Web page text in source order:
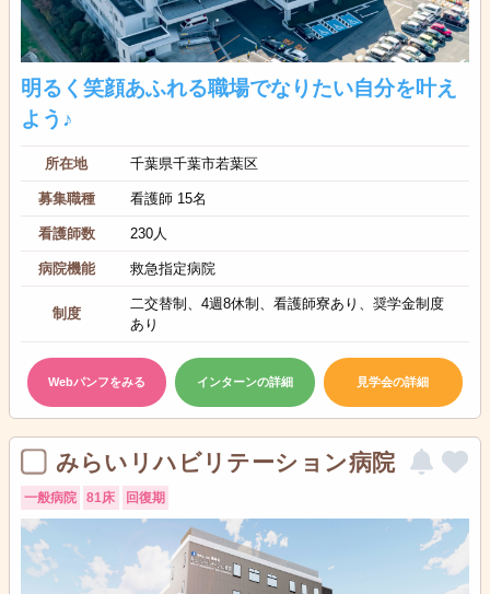
明るく笑顔あふれる職場でなりたい自分を叶え
よう♪
所在地 千葉県千葉市若葉区
募集職種 看護師 15名
看護師数 230人
病院機能 救急指定病院
制度
二交替制、4週8休制、看護師寮あり、奨学金制度
あり
Webパンフをみる インターンの詳細 見学会の詳細
みらいリハビリテーション病院
一般病院 81床 回復期